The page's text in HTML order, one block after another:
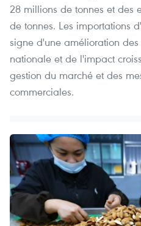
28 millions de tonnes et des
de tonnes. Les importations
signe d'une amélioration
nationale et de l'impact
gestion du marché et des
commerciales.